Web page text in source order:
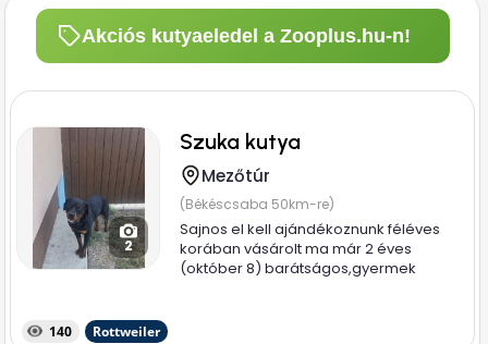
Akciós kutyaeledel a Zooplus.hu-n!
2
Szuka kutya
Mezőtúr
(Békéscsaba 50km-re)
Sajnos el kell ajándékoznunk féléves
korában vásárolt ma már 2 éves
(október 8) barátságos,gyermek
140 Rottweiler